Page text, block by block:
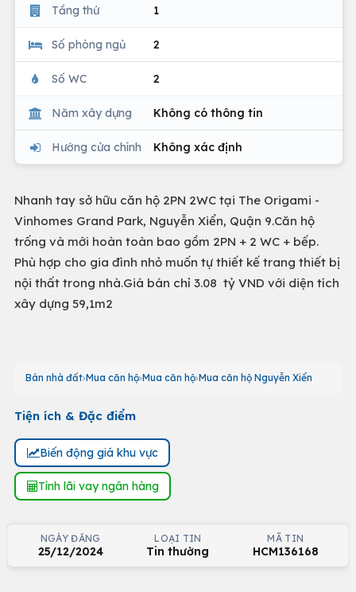
Tầng thứ 1
Số phòng ngủ 2
Số WC 2
Năm xây dựng Không có thông tin
Hướng cửa chính Không xác định
Nhanh tay sở hữu căn hộ 2PN 2WC tại The Origami -
Vinhomes Grand Park, Nguyễn Xiển, Quận 9.Căn hộ
trống và mới hoàn toàn bao gồm 2PN + 2 WC + bếp.
Phù hợp cho gia đình nhỏ muốn tự thiết kế trang thiết bị
nội thất trong nhà.Giá bán chỉ 3.08 tỷ VND với diện tích
xây dựng 59,1m2
Bán nhà đất Mua căn hộ Mua căn hộ Mua căn hộ Nguyễn Xiển
Tiện ích & Đặc điểm
Biến động giá khu vực
Tính lãi vay ngân hàng
NGÀY ĐĂNG
25/12/2024
LOẠI TIN
Tin thường
MÃ TIN
HCM136168